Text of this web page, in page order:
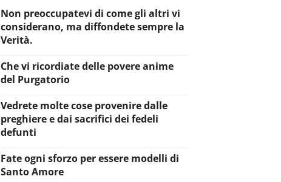
Non preoccupatevi di come gli altri vi
considerano, ma diffondete sempre la
Verità.
Che vi ricordiate delle povere anime
del Purgatorio
Vedrete molte cose provenire dalle
preghiere e dai sacrifici dei fedeli
defunti
Fate ogni sforzo per essere modelli di
Santo Amore